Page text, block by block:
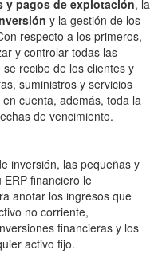
y pagos de explotación, la
y la gestión de los
respecto a los primeros,
y controlar todas las
recibe de los clientes y
suministros y servicios
cuenta, además, toda la
de vencimiento.
inversión, las pequeñas y
financiero le
anotar los ingresos que
no corriente,
financieras y los
activo fijo.